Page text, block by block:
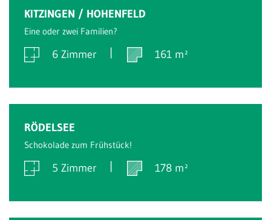
KITZINGEN / HOHENFELD
Eine oder zwei Familien?
6 Zimmer 161 m²
RÖDELSEE
Schokolade zum Frühstück!
5 Zimmer 178 m²